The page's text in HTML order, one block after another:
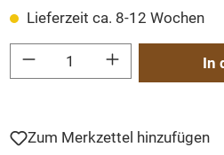
Lieferzeit ca. 8-12 Wochen
Produkt Anzahl: Gib den gewünschten
In
Zum Merkzettel hinzufügen